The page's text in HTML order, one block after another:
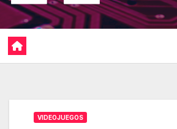
VIDEOJUEGOS